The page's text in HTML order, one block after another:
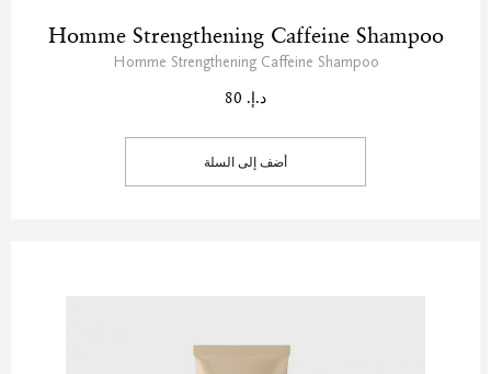
Homme Strengthening Caffeine Shampoo
Homme Strengthening Caffeine Shampoo
د.إ. 80
أضف إلى السلة